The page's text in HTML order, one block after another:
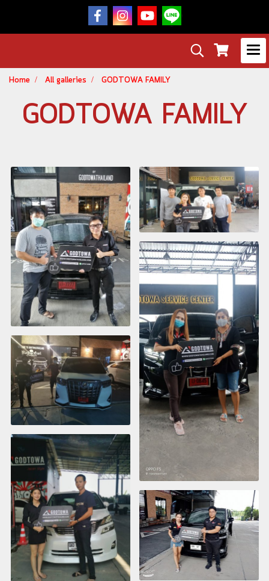
Home All galleries GODTOWA FAMILY
GODTOWA FAMILY